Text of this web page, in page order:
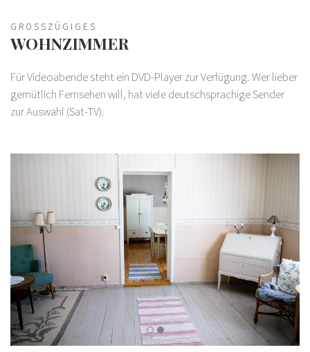
GROSSZÜGIGES
WOHNZIMMER
Für Videoabende steht ein DVD-Player zur Verfügung. Wer lieber
gemütlich Fernsehen will, hat viele deutschsprachige Sender
zur Auswahl (Sat-TV).